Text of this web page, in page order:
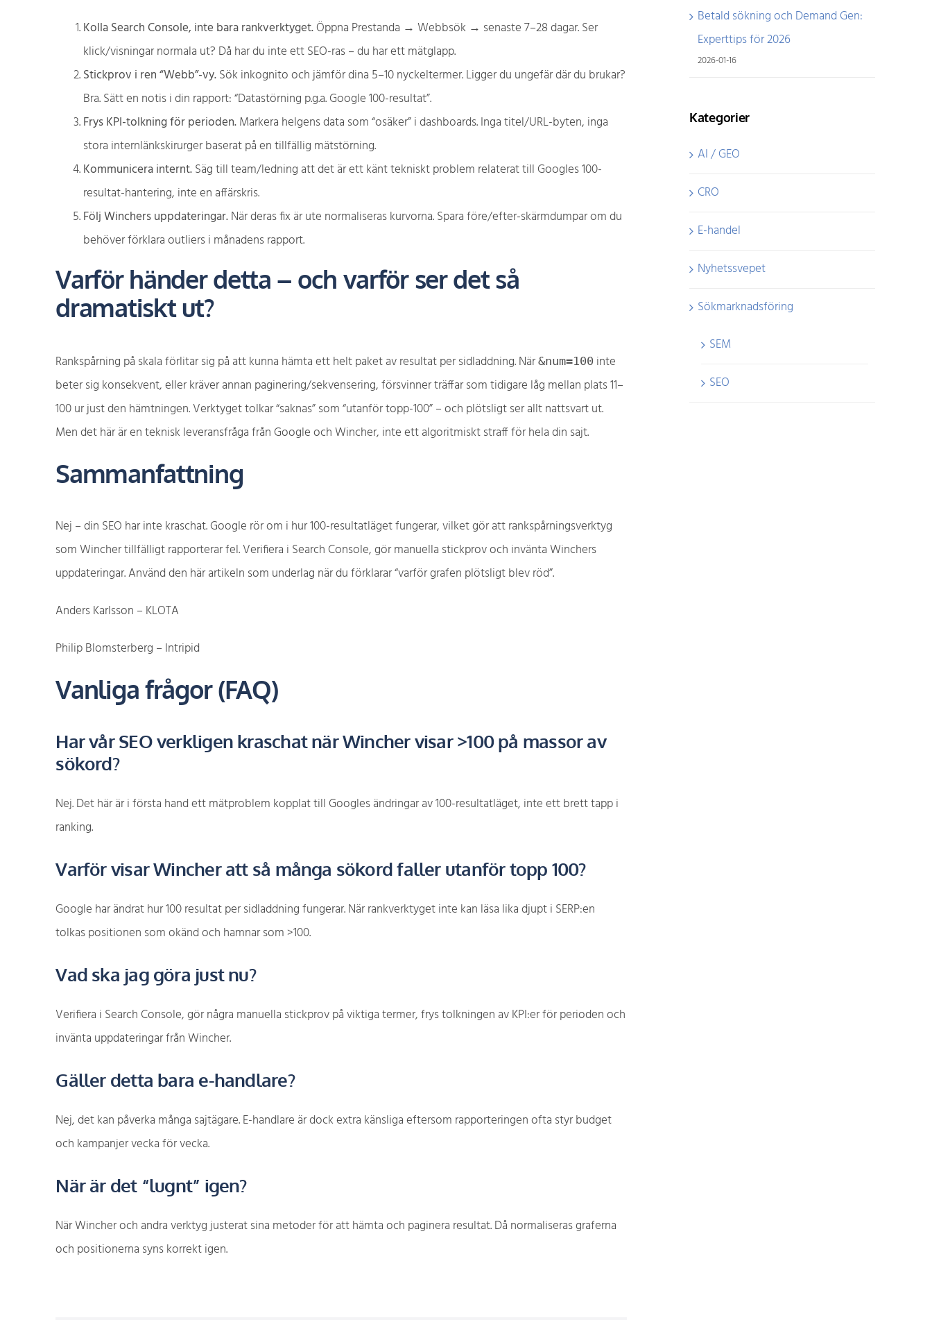
Kolla Search Console, inte bara rankverktyget.Öppna Prestanda → Webbsök → senaste 7–28 dagar. Ser
klick/visningar normala ut? Då har du inte ett SEO-ras – du har ett mätglapp.
Stickprov i ren “Webb”-vy.Sök inkognito och jämför dina 5–10 nyckeltermer. Ligger du ungefär där du brukar?
Bra. Sätt en notis i din rapport: “Datastörning p.g.a. Google 100-resultat”.
Frys KPI-tolkning för perioden.Markera helgens data som “osäker” i dashboards. Inga titel/URL-byten, inga
stora internlänkskirurger baserat på en tillfällig mätstörning.
Kommunicera internt.Säg till team/ledning att det är ett känt tekniskt problem relaterat till Googles 100-
resultat-hantering, inte en affärskris.
Följ Winchers uppdateringar.När deras fix är ute normaliseras kurvorna. Spara före/efter-skärmdumpar om du
behöver förklara outliers i månadens rapport.
Varför händer detta – och varför ser det så
dramatiskt ut?
Rankspårning på skala förlitar sig på att kunna hämta ett helt paket av resultat per sidladdning. När&num=100 inte
beter sig konsekvent, eller kräver annan paginering/sekvensering, försvinner träffar som tidigare låg mellan plats 11–
100 ur just den hämtningen. Verktyget tolkar “saknas” som “utanför topp-100” – och plötsligt ser allt nattsvart ut.
Men det här är en teknisk leveransfråga från Google och Wincher, inte ett algoritmiskt straff för hela din sajt.
Sammanfattning
Nej – din SEO har inte kraschat. Google rör om i hur 100-resultatläget fungerar, vilket gör att rankspårningsverktyg
som Wincher tillfälligt rapporterar fel. Verifiera i Search Console, gör manuella stickprov och invänta Winchers
uppdateringar. Använd den här artikeln som underlag när du förklarar “varför grafen plötsligt blev röd”.
Anders Karlsson – KLOTA
Philip Blomsterberg – Intripid
Vanliga frågor (FAQ)
Har vår SEO verkligen kraschat när Wincher visar >100 på massor av
sökord?
Nej. Det här är i första hand ett mätproblem kopplat till Googles ändringar av 100-resultatläget, inte ett brett tapp i
ranking.
Varför visar Wincher att så många sökord faller utanför topp 100?
Google har ändrat hur 100 resultat per sidladdning fungerar. När rankverktyget inte kan läsa lika djupt i SERP:en
tolkas positionen som okänd och hamnar som >100.
Vad ska jag göra just nu?
Verifiera i Search Console, gör några manuella stickprov på viktiga termer, frys tolkningen av KPI:er för perioden och
invänta uppdateringar från Wincher.
Gäller detta bara e-handlare?
Nej, det kan påverka många sajtägare. E-handlare är dock extra känsliga eftersom rapporteringen ofta styr budget
och kampanjer vecka för vecka.
När är det “lugnt” igen?
När Wincher och andra verktyg justerat sina metoder för att hämta och paginera resultat. Då normaliseras graferna
och positionerna syns korrekt igen.
Betald sökning och Demand Gen:
Experttips för 2026
2026-01-16
Kategorier
AI / GEO
CRO
E-handel
Nyhetssvepet
Sökmarknadsföring
SEM
SEO